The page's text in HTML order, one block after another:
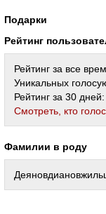
Подарки
Рейтинг
Рейтинг за все
Уникальных
Рейтинг за 30 дней:
Cмотреть, кто
Фамилии в роду